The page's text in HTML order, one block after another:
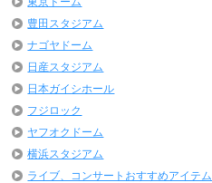
豊田スタジアム
ナゴヤドーム
日産スタジアム
日本ガイシホール
フジロック
ヤフオクドーム
横浜スタジアム
ライブ、コンサートおすすめアイテム